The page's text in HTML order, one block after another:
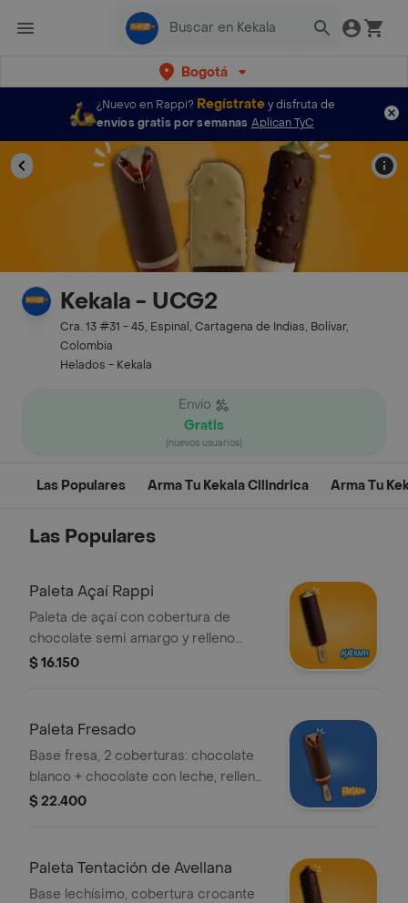
Bogotá
¿Nuevo en Rappi? Regístratey disfruta de
envíos gratis por semanas Aplican TyC
Kekala - UCG2
Cra. 13 #31 - 45, Espinal, Cartagena de Indias, Bolívar,
Colombia
Helados - Kekala
Envío
Gratis
(nuevos usuarios)
Las Populares Arma Tu Kekala Cilindrica Arma Tu
Las Populares
Paleta Açaí Rappi
Paleta de açaí con cobertura de
chocolate semi amargo y relleno
lechísimo.
$ 16.150
Paleta Fresado
Base fresa, 2 coberturas: chocolate
blanco + chocolate con leche, relleno
lechísimo.
$ 22.400
Paleta Tentación de Avellana
Base lechísimo, cobertura crocante